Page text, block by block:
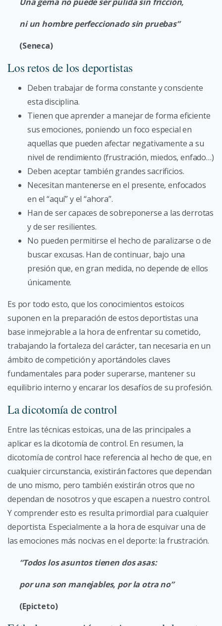
ni un hombre perfeccionado sin pruebas”
(Seneca)
Los retos de los deportistas
Deben trabajar de forma constante y consciente
esta disciplina.
Tienen que aprender a manejar de forma eficiente
sus emociones, poniendo un foco especial en
aquellas que pueden afectar negativamente a su
nivel de rendimiento (frustración, miedos, enfado…)
Deben aceptar también grandes sacrificios.
Necesitan mantenerse en el presente, enfocados
en el “aquí” y el “ahora”.
Han de ser capaces de sobreponerse a las derrotas
y de ser resilientes.
No pueden permitirse el hecho de paralizarse o de
buscar excusas. Han de continuar, bajo una
presión que, en gran medida, no depende de ellos
únicamente.
Es por todo esto, que los conocimientos estoicos
suponen en la preparación de estos deportistas una
base inmejorable a la hora de enfrentar su cometido,
trabajando la fortaleza del carácter, tan necesaria en un
ámbito de competición y aportándoles claves
fundamentales para poder superarse, mantener su
equilibrio interno y encarar los desafíos de su profesión.
La dicotomía de control
Entre las técnicas estoicas, una de las principales a
aplicar es la dicotomía de control. En resumen, la
dicotomía de control hace referencia al hecho de que, en
cualquier circunstancia, existirán factores que dependan
de uno mismo, pero también existirán otros que no
dependan de nosotros y que escapen a nuestro control.
Y comprender esto es resulta primordial para cualquier
deportista. Especialmente a la hora de esquivar una de
las emociones más nocivas en el deporte: la frustración.
“Todos los asuntos tienen dos asas:
por una son manejables, por la otra no”
(Epicteto)